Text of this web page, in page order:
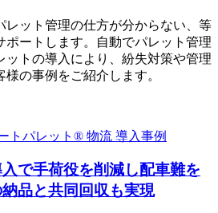
レット管理の仕方が分からない、等
ポートします。自動でパレット管理
ットの導入により、紛失対策や管理
の事例をご紹介します。
トパレット® 物流 導入事例
で手荷役を削減し配車難を
品と共同回収も実現